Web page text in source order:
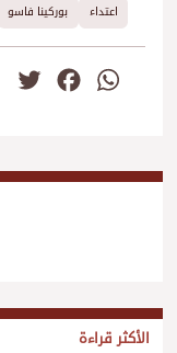
اعتداء بوركينا فاسو
WhatsApp
الأكثر قراءة